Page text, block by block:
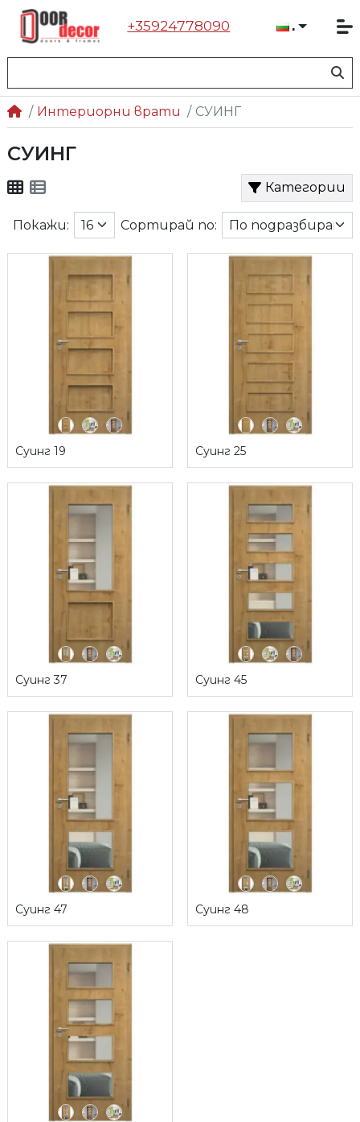
+35924778090
Интериорни врати СУИНГ
СУИНГ
Категории
Суинг 19 Суинг 25
Суинг 37 Суинг 45
Суинг 47 Суинг 48
Покажи: Сортирай по: